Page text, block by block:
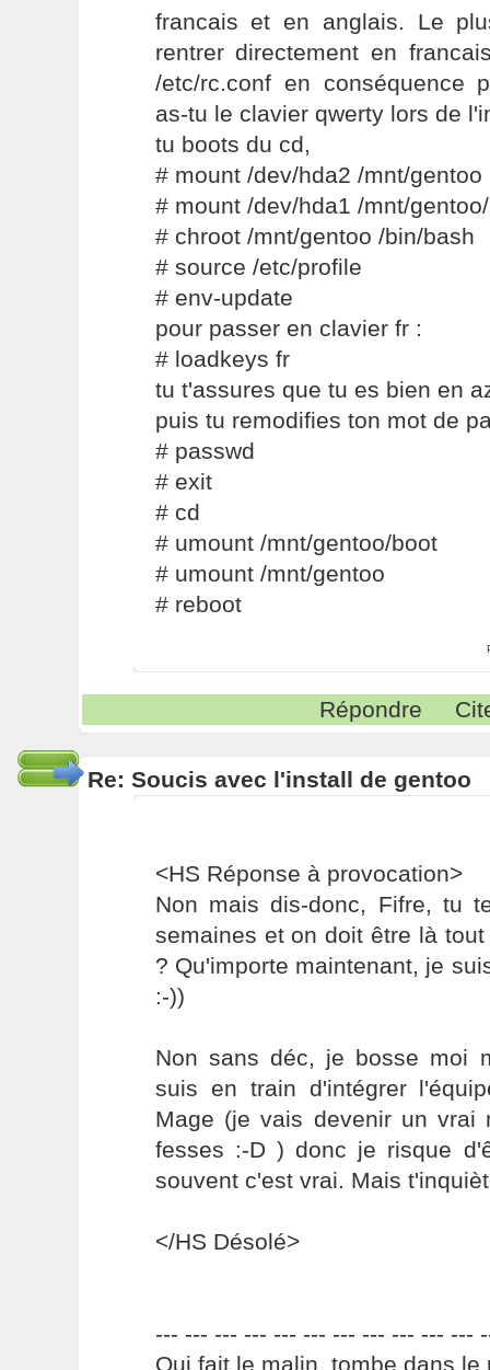
francais et en anglais. Le
rentrer directement en
/etc/rc.conf en conséquence
as-tu le clavier qwerty lors de
tu boots du cd,
# mount /dev/hda2 /mnt/gentoo
# mount /dev/hda1 /mnt/
# chroot /mnt/gentoo /bin/bash
# source /etc/profile
# env-update
pour passer en clavier fr :
# loadkeys fr
tu t'assures que tu es bien en
puis tu remodifies ton mot de
# passwd
# exit
# cd
# umount /mnt/gentoo/boot
# umount /mnt/gentoo
# reboot
Répondre
Re: Soucis avec l'install de gentoo
<HS Réponse à provocation>
Non mais dis-donc, Fifre, tu
semaines et on doit être là
? Qu'importe maintenant, je
:-))
Non sans déc, je bosse moi
suis en train d'intégrer
Mage (je vais devenir un vrai
fesses :-D ) donc je risque
souvent c'est vrai. Mais
</HS Désolé>
--- --- --- --- --- --- --- --- --- --- ---
Qui fait le malin, tombe dans le